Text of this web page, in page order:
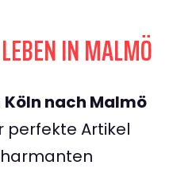
IN MALMÖ
Köln nach Malmö
perfekte Artikel